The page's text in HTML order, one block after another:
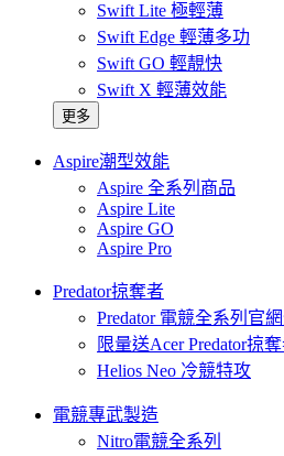
Swift Lite 極輕薄
Swift Edge 輕薄多功
Swift GO 輕靚快
Swift X 輕薄效能
更多
Aspire潮型效能
Aspire 全系列商品
Aspire Lite
Aspire GO
Aspire Pro
Predator掠奪者
Predator 電競全系列官
限量送Acer Predator掠
Helios Neo 冷競特攻
電競專武製造
Nitro電競全系列